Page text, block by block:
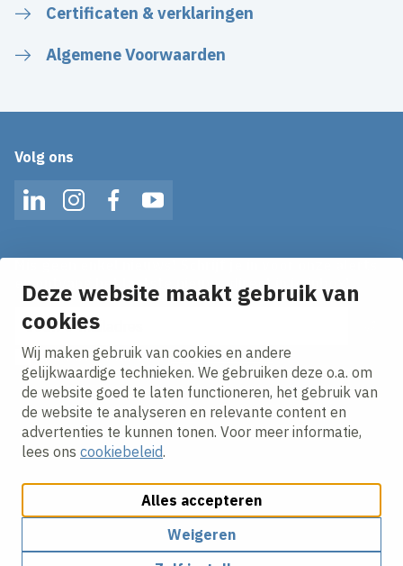
Deze website maakt gebruik van
cookies
Wij maken gebruik van cookies en andere
gelijkwaardige technieken. We gebruiken deze o.a. om
de website goed te laten functioneren, het gebruik van
de website te analyseren en relevante content en
advertenties te kunnen tonen. Voor meer informatie,
lees ons cookiebeleid.
Alles accepteren
Weigeren
Certificaten & verklaringen
Algemene Voorwaarden
Volg ons
LinkedInInstagramFacebookYouTube
en ontvang het laatste nieuws direct in je inbox!
E-mailadres
Ik ga akkoord met hetprivacy statement.
Cookies aanpassenCookie beleidPrivacy policy